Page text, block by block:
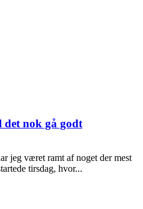
nok gå godt
jeg været ramt af noget der mest
tirsdag, hvor...